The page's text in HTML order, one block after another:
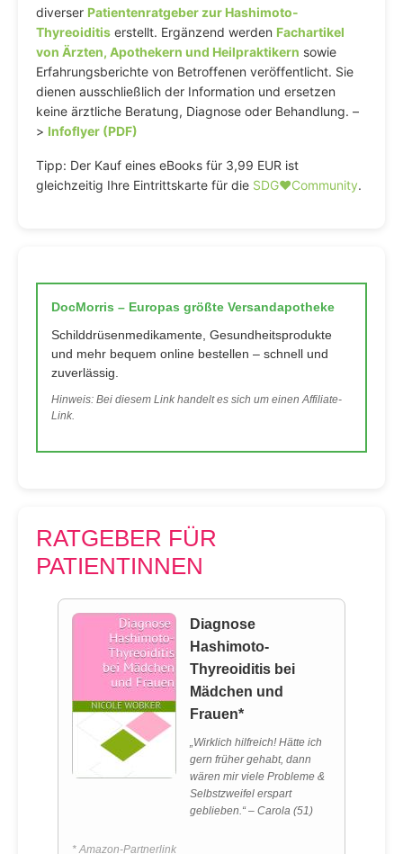
diverser Patientenratgeber zur Hashimoto-
Thyreoiditis erstellt. Ergänzend werden Fachartikel
von Ärzten, Apothekern und Heilpraktikern sowie
Erfahrungsberichte von Betroffenen veröffentlicht. Sie
dienen ausschließlich der Information und ersetzen
keine ärztliche Beratung, Diagnose oder Behandlung. –
> Infoflyer (PDF)
Tipp: Der Kauf eines eBooks für 3,99 EUR ist
gleichzeitig Ihre Eintrittskarte für die SDG♥️Community.
DocMorris – Europas größte Versandapotheke
Schilddrüsenmedikamente, Gesundheitsprodukte
und mehr bequem online bestellen – schnell und
zuverlässig.
Hinweis: Bei diesem Link handelt es sich um einen Affiliate-
Link.
RATGEBER FÜR
PATIENTINNEN
Diagnose
Hashimoto-
Thyreoiditis bei
Mädchen und
Frauen*
„Wirklich hilfreich! Hätte ich
gern früher gehabt, dann
wären mir viele Probleme &
Selbstzweifel erspart
geblieben.“ – Carola (51)
* Amazon-Partnerlink